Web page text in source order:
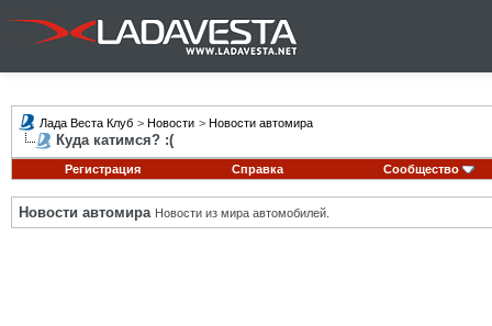
Лада Веста Клуб > Новости > Новости автомира
Куда катимся? :(
Регистрация Справка Сообщество
Новости автомира Новости из мира автомобилей.